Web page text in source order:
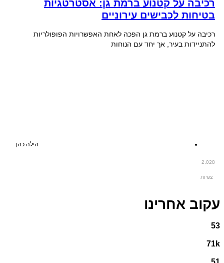
רכיבה על קטנוע ברמת גן: אסטרטגיות
בטיחות לכבישים עירוניים
רכיבה על קטנוע ברמת גן הפכה לאחת האפשרויות הפופולריות
להתניידות בעיר, אך יחד עם הנוחות
הילה כהן
2,028
צפיות
עקוב אחרינו
53
71k